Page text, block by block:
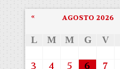
AGOSTO 2026
«
L M M G V
3
4 5 6 7